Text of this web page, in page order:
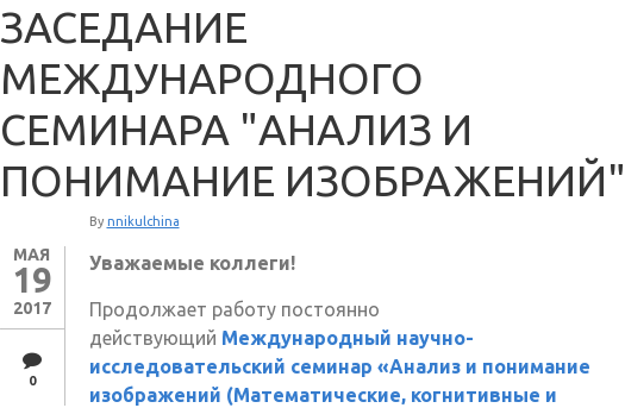
ЗАСЕДАНИЕ
МЕЖДУНАРОДНОГО
СЕМИНАРА "АНАЛИЗ И
ПОНИМАНИЕ ИЗОБРАЖЕНИЙ"
МАЯ
19
2017
0
By nnikulchina
Уважаемые коллеги!
Продолжает работу постоянно
действующий Международный научно-
исследовательский семинар «Анализ и понимание
изображений (Математические, когнитивные и